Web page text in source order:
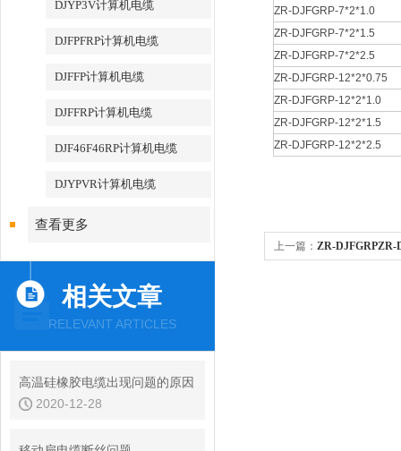
DJYP3V计算机电缆
DJFPFRP计算机电缆
DJFFP计算机电缆
DJFFRP计算机电缆
DJF46F46RP计算机电缆
DJYPVR计算机电缆
查看更多
相关文章
RELEVANT ARTICLES
高温硅橡胶电缆出现问题的原因
2020-12-28
ZR-DJFGRP-7*2*1.0
ZR-DJFGRP-7*2*1.5
ZR-DJFGRP-7*2*2.5
ZR-DJFGRP-12*2*0.75
ZR-DJFGRP-12*2*1.0
ZR-DJFGRP-12*2*1.5
ZR-DJFGRP-12*2*2.5
上一篇： ZR-DJFGRPZR-